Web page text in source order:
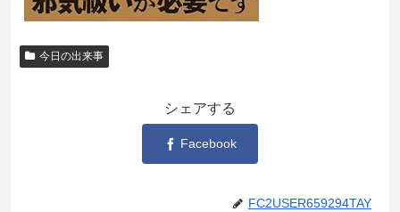
今日の出来事
シェアする
Facebook
FC2USER659294TAY